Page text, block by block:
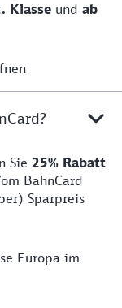
Klasse und ab
Sie 25% Rabatt
BahnCard
Sparpreis
Europa im